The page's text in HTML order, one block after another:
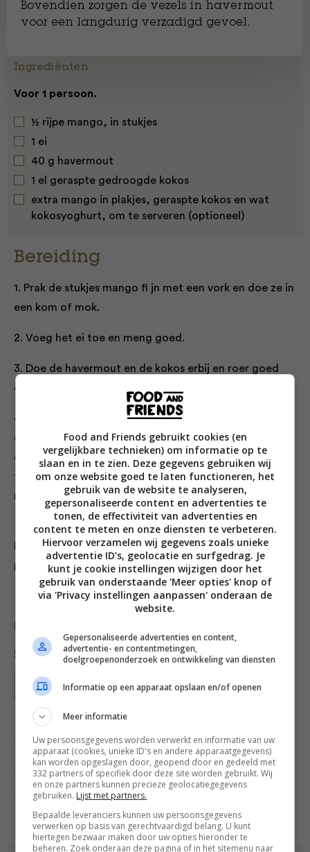
Bovendien zorgen de vezels in havermout
voor een langdurig verzadigd gevoel.
Ingrediënten
Voor 1 persoon.
½ rijpe mango, in stukjes
1 ei
40 g havermout
1 el geraspte gedroogde kokos
extra mango in plakjes, geraspte kokos en wat
kokosyoghurt, om te serveren (optioneel)
Bereiding
1. Prak de stukjes mango fi jn met een vork en doe ze in
een kom of mok.
2. Voeg het ei toe en meng goed.
3. Doe de havermout en de kokos erbij en roer goed
door.
4. Zet de mok of kom 1½ minuut in de magnetron op
de hoogste stand. En tadá. Je ontbijt is klaar. Je kunt
de mugcake direct uit de mok eten. Of maak het extra
feestelijk: serveer op een bord met wat extra plakjes
mango, kokos en een schep kokosyoghurt ernaast.
: vervang de mango en kokos door peer en kaneel.
Nog feestelijker maak je het met een handje
pomopenpitten.
Credits fotografie: Simone’s Kitchen
Bewaar recept
Bakken Bakrecepten Brunch recepten
Fruit recepten Mango recepten Ontbijt
Ontbijt recepten Overdag
Food and Friends gebruikt cookies (en
vergelijkbare technieken) om informatie op te
slaan en in te zien. Deze gegevens gebruiken wij
om onze website goed te laten functioneren, het
gebruik van de website te analyseren,
gepersonaliseerde content en advertenties te
tonen, de effectiviteit van advertenties en
content te meten en onze diensten te verbeteren.
Hiervoor verzamelen wij gegevens zoals unieke
advertentie ID’s, geolocatie en surfgedrag. Je
kunt je cookie instellingen wijzigen door het
gebruik van onderstaande 'Meer opties' knop of
via 'Privacy instellingen aanpassen' onderaan de
website.
Gepersonaliseerde advertenties en content,
advertentie- en contentmetingen,
doelgroepenonderzoek en ontwikkeling van diensten
Informatie op een apparaat opslaan en/of openen
Meer informatie
Uw persoonsgegevens worden verwerkt en informatie van uw
apparaat (cookies, unieke ID's en andere apparaatgegevens)
kan worden opgeslagen door, geopend door en gedeeld met
332 partners of specifiek door deze site worden gebruikt. Wij
en onze partners kunnen precieze geolocatiegegevens
gebruiken. Lijst met partners.
Bepaalde leveranciers kunnen uw persoonsgegevens
verwerken op basis van gerechtvaardigd belang. U kunt
hiertegen bezwaar maken door uw opties hieronder te
beheren. Zoek onderaan deze pagina of in het sitemenu naar